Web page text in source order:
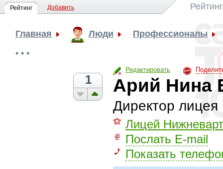
Рейтинг Добавить
Главная Люди Профессионалы
• • •
Редактировать
1 Арий Нина
Директор лицея
⚝ Лицей
Послать E-mail
Показать